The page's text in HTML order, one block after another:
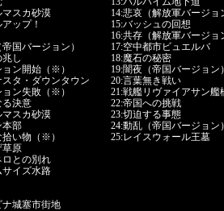
マスカ砂漠
ップ！
国バージョン）
兆し
ョン開始（※）
スタ・ダウンタウン
ョン失敗（※）
る決意
マスカ砂漠
本部
拾い物（※）
草原
ロとの別れ
サイズ水路
ナ城塞市街地
14:悲哀（解放軍バージョ
15:バッシュの回想
16:共存（解放軍バージョ
17:空中都市ビュエルバ
18:魔石の秘密
19:闇夜（帝国バージョン
20:言葉無き戦い
21:戦艦リヴァイアサン艦
22:帝国への挑戦
23:切迫する事態
24:動乱（帝国バージョン
25:レイスウォール王墓